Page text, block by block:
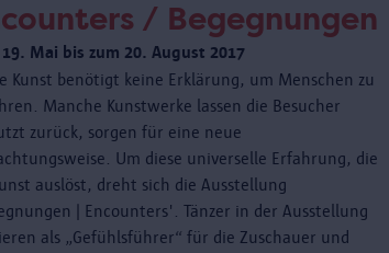
/ Begegnungen
Mai bis zum 20. August 2017
Kunst benötigt keine Erklärung, um Menschen zu
Manche Kunstwerke lassen die Besucher
zurück, sorgen für eine neue
Um diese universelle Erfahrung, die
auslöst, dreht sich die Ausstellung
| Encounters'. Tänzer in der Ausstellung
als „Gefühlsführer“ für die Zuschauer und